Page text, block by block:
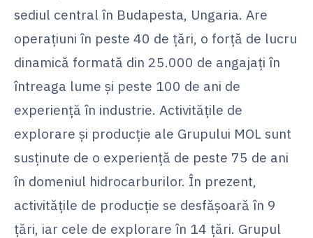
sediul central în Budapesta, Ungaria. Are
operațiuni în peste 40 de țări, o forță de lucru
dinamică formată din 25.000 de angajați în
întreaga lume și peste 100 de ani de
experiență în industrie. Activitățile de
explorare și producție ale Grupului MOL sunt
susținute de o experiență de peste 75 de ani
în domeniul hidrocarburilor. În prezent,
activitățile de producție se desfășoară în 9
țări, iar cele de explorare în 14 țări. Grupul